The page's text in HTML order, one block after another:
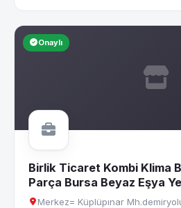
Onaylı
Birlik Ticaret Kombi Klima
Parça Bursa Beyaz Eşya
Merkez= Küplüpınar